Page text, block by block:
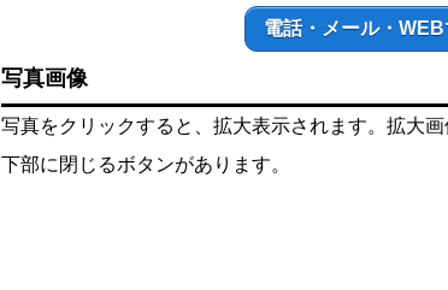
電話・メール・
写真画像
写真をクリックすると、拡大表示されます。拡大
下部に閉じるボタンがあります。